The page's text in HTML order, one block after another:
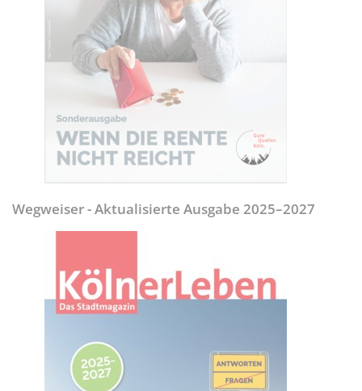
Wegweiser - Aktualisierte Ausgabe 2025–2027